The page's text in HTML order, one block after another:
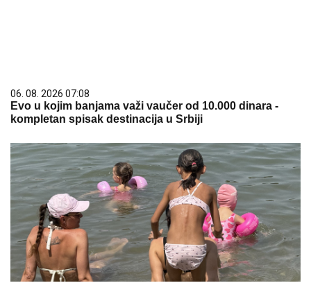
06. 08. 2026 07:08
Evo u kojim banjama važi vaučer od 10.000 dinara -
kompletan spisak destinacija u Srbiji